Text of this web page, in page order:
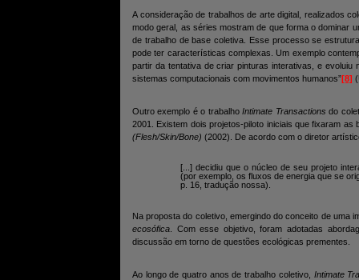
A consideração de trabalhos de arte digital, realizados
modo geral, as séries mostram de que forma o dominar
de trabalho de base coletiva. Esse processo se
pode ter características complexas. Um exemplo
partir da tentativa de criar pinturas interativas, e evoluiu
sistemas computacionais com movimentos humanos”[8]
Outro exemplo é o trabalhoIntimate Transactions do
2001. Existem dois projetos-piloto iniciais que fixaram
(Flesh/Skin/Bone) (2002). De acordo com o diretor
[...] decidiu que o núcleo de seu projeto
(por exemplo, os fluxos de energia que se
p. 16, tradução nossa).
Na proposta do coletivo, emergindo do conceito de uma
ecosófica . Com esse objetivo, foram adotadas
discussão em torno de questões ecológicas prementes.
Ao longo de quatro anos de trabalho coletivo, Intimate